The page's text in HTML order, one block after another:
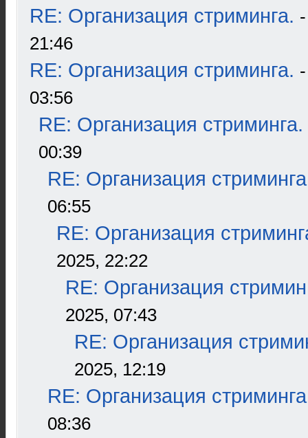
RE: Организация стриминга.
21:46
RE: Организация стриминга.
03:56
RE: Организация стриминга.
00:39
RE: Организация
06:55
RE: Организация
2025, 22:22
RE: Организация
2025, 07:43
RE: Организация
2025, 12:19
RE: Организация
08:36